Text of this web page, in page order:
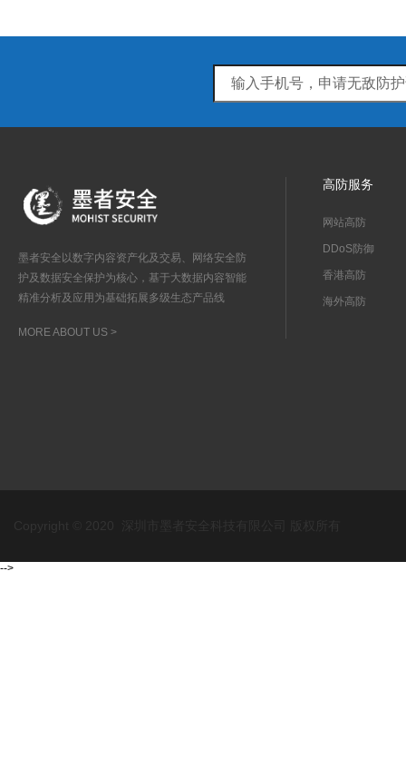
墨者安全以数字内容资产化及交易、网络安全防
护及数据安全保护为核心，基于大数据内容智能
精准分析及应用为基础拓展多级生态产品线
MORE ABOUT US >
高防服务
网站高防
DDoS防御
香港高防
海外高防
-->